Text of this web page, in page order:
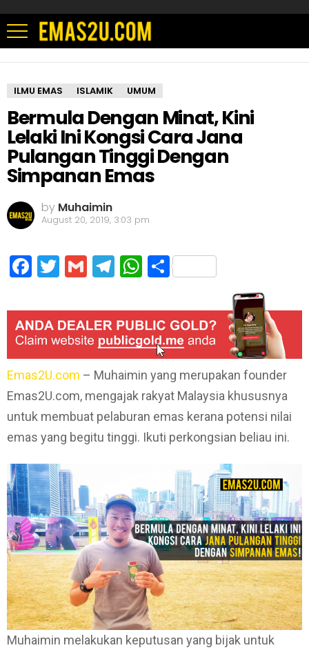
ILMU EMAS ISLAMIK UMUM
Bermula Dengan Minat, Kini
Lelaki Ini Kongsi Cara Jana
Pulangan Tinggi Dengan
Simpanan Emas
by Muhaimin
August 20, 2019, 3:03 pm
Facebook
Twitter
GmailTelegram
WhatsApp
Share
Emas2U.com – Muhaimin yang merupakan founder
Emas2U.com, mengajak rakyat Malaysia khususnya
untuk membuat pelaburan emas kerana potensi nilai
emas yang begitu tinggi. Ikuti perkongsian beliau ini.
Muhaimin melakukan keputusan yang bijak untuk